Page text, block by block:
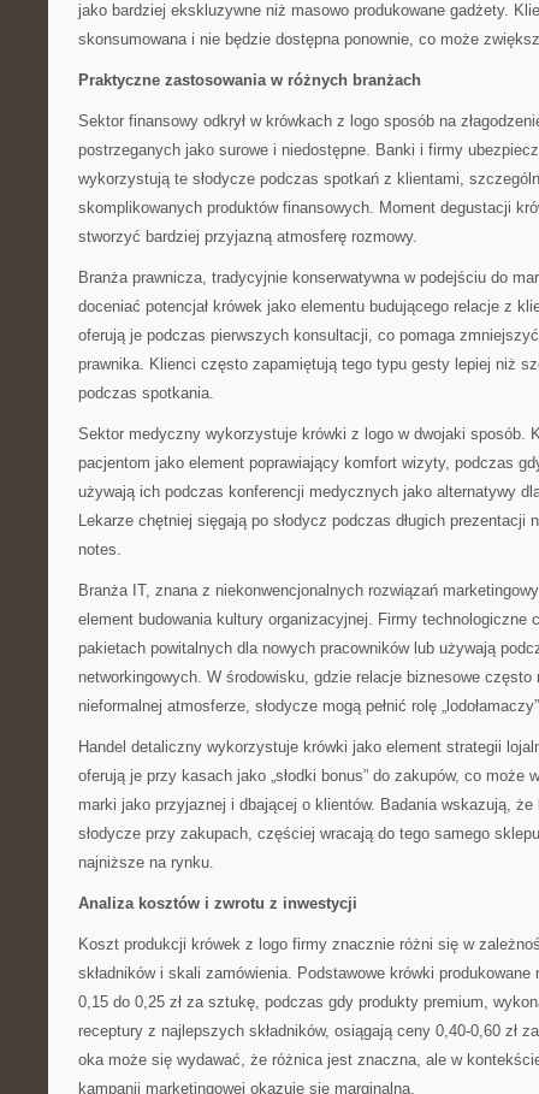
jako bardziej ekskluzywne niż masowo produkowane gadżety.
skonsumowana i nie będzie dostępna ponownie, co może
Praktyczne zastosowania w różnych branżach
Sektor finansowy odkrył w krówkach z logo sposób na
postrzeganych jako surowe i niedostępne. Banki i firmy
wykorzystują te słodycze podczas spotkań z klientami,
skomplikowanych produktów finansowych. Moment degustacji
stworzyć bardziej przyjazną atmosferę rozmowy.
Branża prawnicza, tradycyjnie konserwatywna w podejściu do
doceniać potencjał krówek jako elementu budującego relacje z
oferują je podczas pierwszych konsultacji, co pomaga
prawnika. Klienci często zapamiętują tego typu gesty lepiej niż
podczas spotkania.
Sektor medyczny wykorzystuje krówki z logo w dwojaki sposób.
pacjentom jako element poprawiający komfort wizyty, podczas
używają ich podczas konferencji medycznych jako alternatywy
Lekarze chętniej sięgają po słodycz podczas długich prezentacji
notes.
Branża IT, znana z niekonwencjonalnych rozwiązań
element budowania kultury organizacyjnej. Firmy technologiczne
pakietach powitalnych dla nowych pracowników lub używają
networkingowych. W środowisku, gdzie relacje biznesowe często
nieformalnej atmosferze, słodycze mogą pełnić rolę
Handel detaliczny wykorzystuje krówki jako element strategii
oferują je przy kasach jako „słodki bonus” do zakupów, co może
marki jako przyjaznej i dbającej o klientów. Badania wskazują,
słodycze przy zakupach, częściej wracają do tego samego
najniższe na rynku.
Analiza kosztów i zwrotu z inwestycji
Koszt produkcji krówek z logo firmy znacznie różni się w
składników i skali zamówienia. Podstawowe krówki
0,15 do 0,25 zł za sztukę, podczas gdy produkty premium,
receptury z najlepszych składników, osiągają ceny 0,40-0,60 zł
oka może się wydawać, że różnica jest znaczna, ale w
kampanii marketingowej okazuje się marginalna.